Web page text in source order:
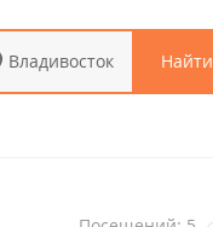
Владивосток Найти